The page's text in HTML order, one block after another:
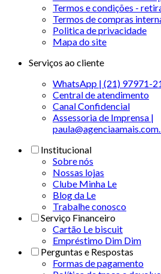
Termos e condições -
Termos de compras
Politica de privacidade
Mapa do site
Serviços ao cliente
WhatsApp | (21) 97971-
Central de atendimento
Canal Confidencial
Assessoria de Imprensa |
Institucional
Sobre nós
Nossas lojas
Clube Minha Le
Blog da Le
Trabalhe conosco
Serviço Financeiro
Cartão Le biscuit
Empréstimo Dim Dim
Perguntas e Respostas
Formas de pagamento